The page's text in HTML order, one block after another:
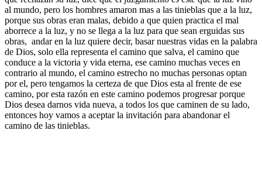
al mundo, pero los hombres amaron mas a las tinieblas que a la luz,
porque sus obras eran malas, debido a que quien practica el mal
aborrece a la luz, y no se llega a la luz para que sean erguidas sus
obras, andar en la luz quiere decir, basar nuestras vidas en la palabra
de Dios, solo ella representa el camino que salva, el camino que
conduce a la victoria y vida eterna, ese camino muchas veces en
contrario al mundo, el camino estrecho no muchas personas optan
por el, pero tengamos la certeza de que Dios esta al frente de ese
camino, por esta razón en este camino podemos progresar porque
Dios desea darnos vida nueva, a todos los que caminen de su lado,
entonces hoy vamos a aceptar la invitación para abandonar el
camino de las tinieblas.